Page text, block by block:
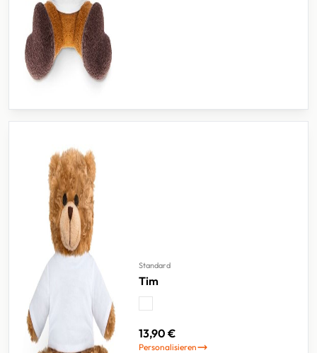
Standard
Tim
13,90 €
Personalisieren